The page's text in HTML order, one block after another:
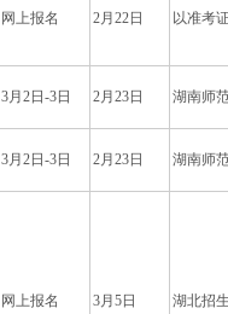
网上报名
2月22日 以准考
3月2日-3日
2月23日
湖南师
3月2日-3日
2月23日
湖南师
网上报名 3月5日 湖北招